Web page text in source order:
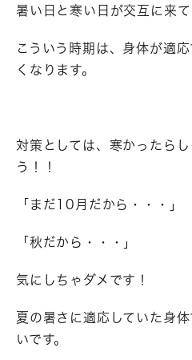
暑い日と寒い日が交互に来て
こういう時期は、身体が適
くなります。
対策としては、寒かったら
う！！
「まだ10月だから・・・」
「秋だから・・・」
気にしちゃダメです！
夏の暑さに適応していた身
いです。